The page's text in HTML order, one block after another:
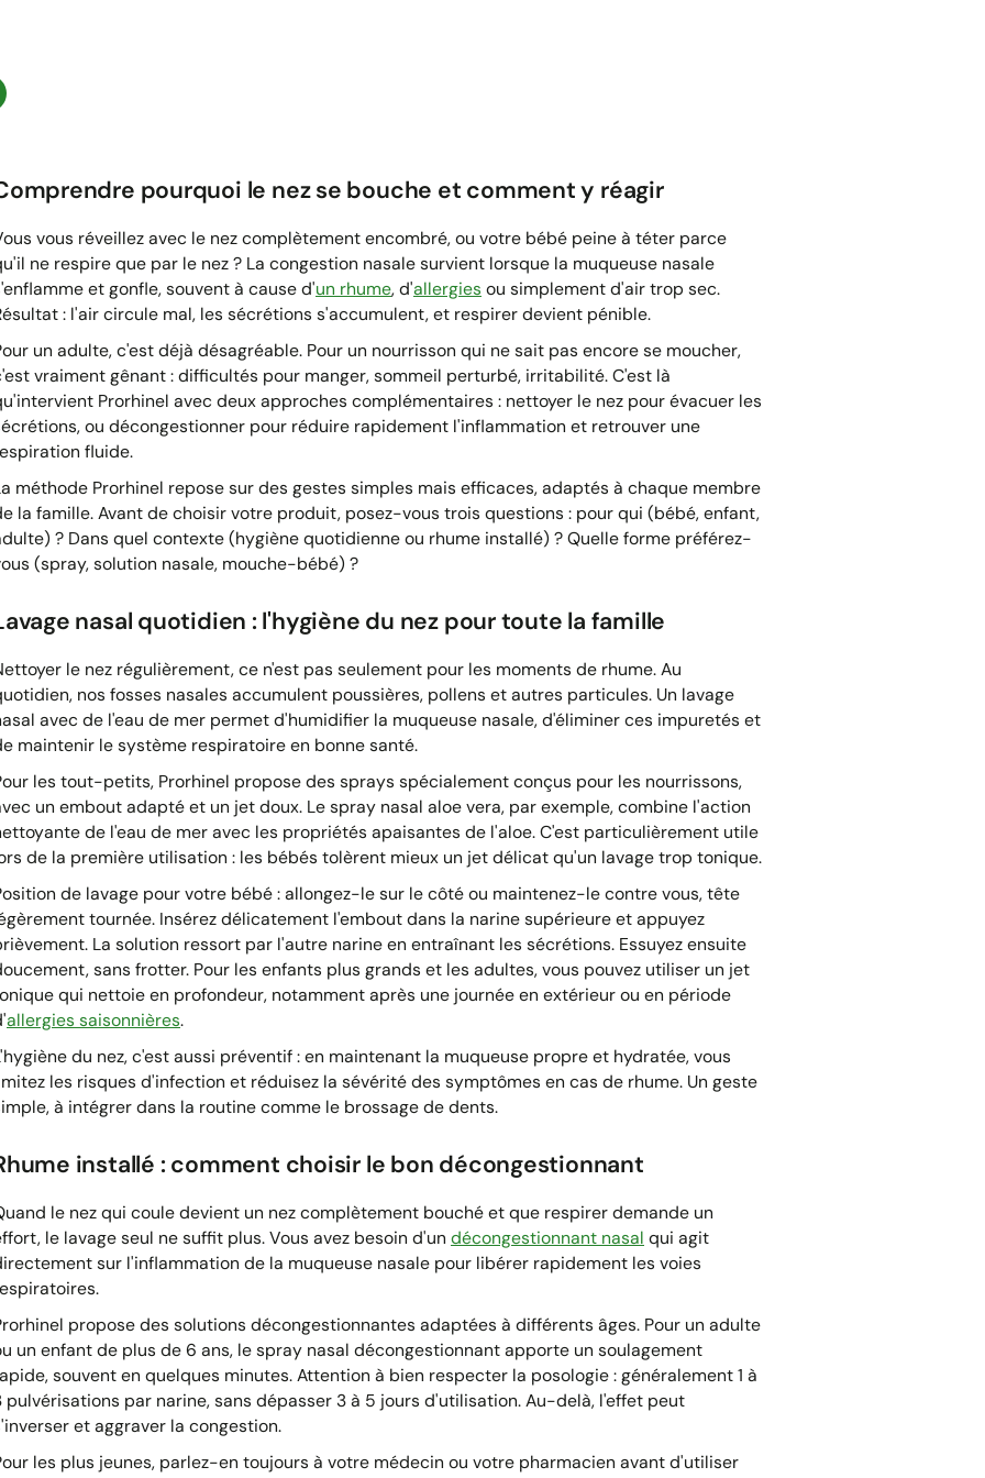
pourquoi le nez se bouche et comment y réagir
vous réveillez avec le nez complètement encombré, ou votre bébé peine à téter parce
ne respire que par le nez ? La congestion nasale survient lorsque la muqueuse nasale
et gonfle, souvent à cause d'un rhume, d'allergies ou simplement d'air trop sec.
: l'air circule mal, les sécrétions s'accumulent, et respirer devient pénible.
un adulte, c'est déjà désagréable. Pour un nourrisson qui ne sait pas encore se moucher,
vraiment gênant : difficultés pour manger, sommeil perturbé, irritabilité. C'est là
Prorhinel avec deux approches complémentaires : nettoyer le nez pour évacuer les
ou décongestionner pour réduire rapidement l'inflammation et retrouver une
fluide.
méthode Prorhinel repose sur des gestes simples mais efficaces, adaptés à chaque membre
la famille. Avant de choisir votre produit, posez-vous trois questions : pour qui (bébé, enfant,
? Dans quel contexte (hygiène quotidienne ou rhume installé) ? Quelle forme préférez-
(spray, solution nasale, mouche-bébé) ?
nasal quotidien : l'hygiène du nez pour toute la famille
le nez régulièrement, ce n'est pas seulement pour les moments de rhume. Au
nos fosses nasales accumulent poussières, pollens et autres particules. Un lavage
avec de l'eau de mer permet d'humidifier la muqueuse nasale, d'éliminer ces impuretés et
maintenir le système respiratoire en bonne santé.
les tout-petits, Prorhinel propose des sprays spécialement conçus pour les nourrissons,
un embout adapté et un jet doux. Le spray nasal aloe vera, par exemple, combine l'action
de l'eau de mer avec les propriétés apaisantes de l'aloe. C'est particulièrement utile
de la première utilisation : les bébés tolèrent mieux un jet délicat qu'un lavage trop tonique.
de lavage pour votre bébé : allongez-le sur le côté ou maintenez-le contre vous, tête
tournée. Insérez délicatement l'embout dans la narine supérieure et appuyez
La solution ressort par l'autre narine en entraînant les sécrétions. Essuyez ensuite
sans frotter. Pour les enfants plus grands et les adultes, vous pouvez utiliser un jet
qui nettoie en profondeur, notamment après une journée en extérieur ou en période
allergies saisonnières.
du nez, c'est aussi préventif : en maintenant la muqueuse propre et hydratée, vous
les risques d'infection et réduisez la sévérité des symptômes en cas de rhume. Un geste
à intégrer dans la routine comme le brossage de dents.
installé : comment choisir le bon décongestionnant
le nez qui coule devient un nez complètement bouché et que respirer demande un
le lavage seul ne suffit plus. Vous avez besoin d'un décongestionnant nasal qui agit
sur l'inflammation de la muqueuse nasale pour libérer rapidement les voies
propose des solutions décongestionnantes adaptées à différents âges. Pour un adulte
un enfant de plus de 6 ans, le spray nasal décongestionnant apporte un soulagement
souvent en quelques minutes. Attention à bien respecter la posologie : généralement 1 à
pulvérisations par narine, sans dépasser 3 à 5 jours d'utilisation. Au-delà, l'effet peut
et aggraver la congestion.
les plus jeunes, parlez-en toujours à votre médecin ou votre pharmacien avant d'utiliser